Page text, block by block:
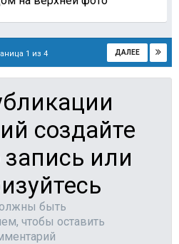
ДАЛЕЕ
1 из 4
создайте
или
быть
чтобы оставить